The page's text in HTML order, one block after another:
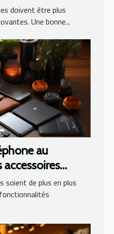
doivent être plus
Une bonne...
au
soient de plus en plus